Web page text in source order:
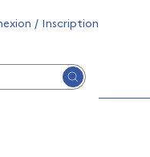
/ Inscription
Lancer la